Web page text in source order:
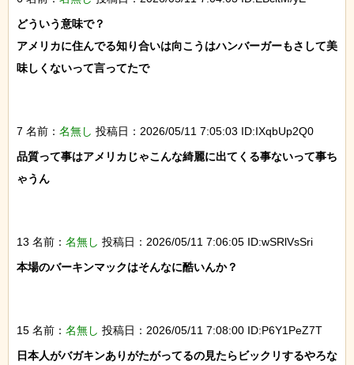
どういう意味で？
アメリカに住んでる知り合いは向こうはハンバーガーもさして美
味しくないって言ってたで
7 名前： 名無し 投稿日：2026/05/11 7:05:03 ID:IXqbUp2Q0
品質って事はアメリカじゃこんな綺麗に出てくる事ないって事ち
ゃうん
13 名前： 名無し 投稿日：2026/05/11 7:06:05 ID:wSRlVsSri
本場のバーキンマックはそんなに酷いんか？
15 名前： 名無し 投稿日：2026/05/11 7:08:00 ID:P6Y1PeZ7T
日本人がバガキンありがたがってるの見たらビックリするやろな